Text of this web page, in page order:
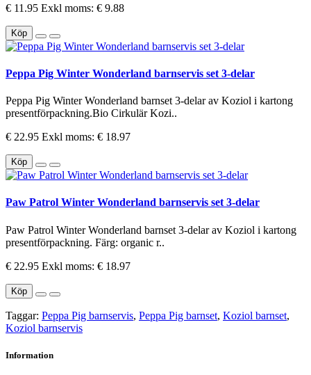
€ 11.95 Exkl moms: € 9.88
Köp
Peppa Pig Winter Wonderland barnservis set 3-delar
Peppa Pig Winter Wonderland barnset 3-delar av Koziol i kartong
presentförpackning.Bio Cirkulär Kozi..
€ 22.95 Exkl moms: € 18.97
Köp
Paw Patrol Winter Wonderland barnservis set 3-delar
Paw Patrol Winter Wonderland barnset 3-delar av Koziol i kartong
presentförpackning. Färg: organic r..
€ 22.95 Exkl moms: € 18.97
Köp
Taggar: Peppa Pig barnservis, Peppa Pig barnset, Koziol barnset,
Koziol barnservis
Information